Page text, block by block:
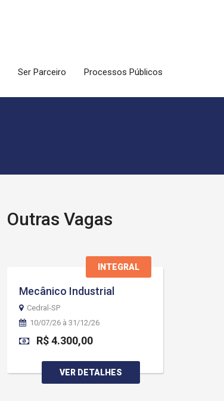
Ser Parceiro Processos Públicos
Outras Vagas
INTEGRAL
Mecânico Industrial
Cedral-SP
10/07/26 à 31/12/26
R$ 4.300,00
VER DETALHES